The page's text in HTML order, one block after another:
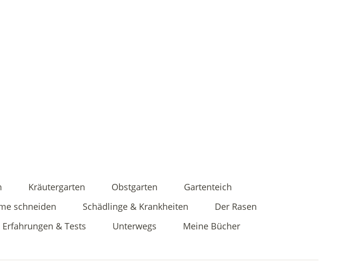
Kräutergarten Obstgarten
Gartenteich
schneiden Schädlinge & Krankheiten
Der Rasen
Erfahrungen & Tests Unterwegs Meine Bücher